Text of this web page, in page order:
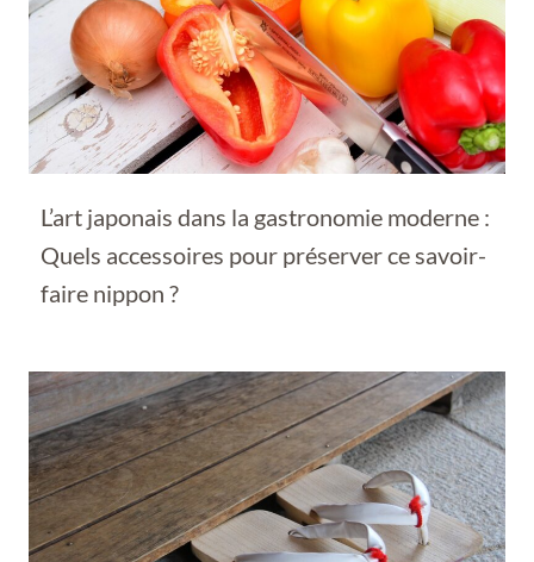
L’art japonais dans la gastronomie moderne :
Quels accessoires pour préserver ce savoir-
faire nippon ?